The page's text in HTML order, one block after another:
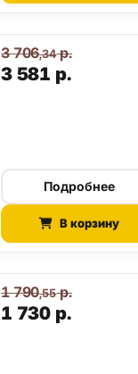
3 581 р.
3 706,34р.
Подробнее
В корзину
1 730 р.
1 790,55р.